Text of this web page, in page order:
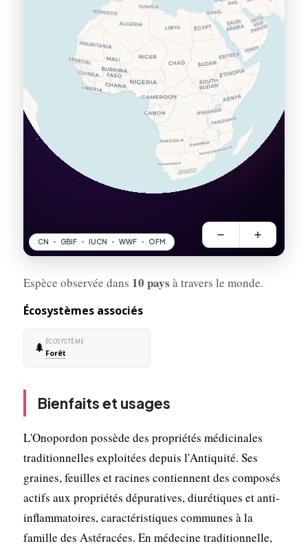
Espèce observée dans 10 pays à travers le monde.
Écosystèmes associés
🌲 ÉCOSYSTÈME
Forêt
Bienfaits et usages
L'Onopordon possède des propriétés médicinales
traditionnelles exploitées depuis l'Antiquité. Ses
graines, feuilles et racines contiennent des composés
actifs aux propriétés dépuratives, diurétiques et anti-
inflammatoires, caractéristiques communes à la
famille des Astéracées. En médecine traditionnelle,